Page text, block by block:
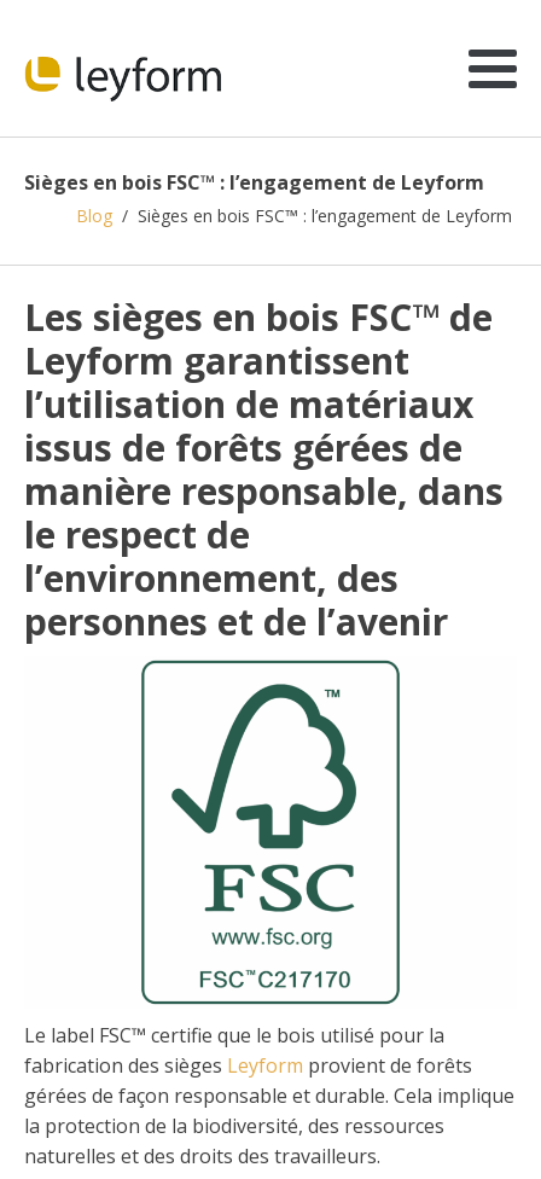
Sièges en bois FSC™ : l’engagement de Leyform
Blog / Sièges en bois FSC™ : l’engagement de Leyform
Les sièges en bois FSC™ de
Leyform garantissent
l’utilisation de matériaux
issus de forêts gérées de
manière responsable, dans
le respect de
l’environnement, des
personnes et de l’avenir
Le label FSC™ certifie que le bois utilisé pour la
fabrication des sièges Leyform provient de forêts
gérées de façon responsable et durable. Cela implique
la protection de la biodiversité, des ressources
naturelles et des droits des travailleurs.